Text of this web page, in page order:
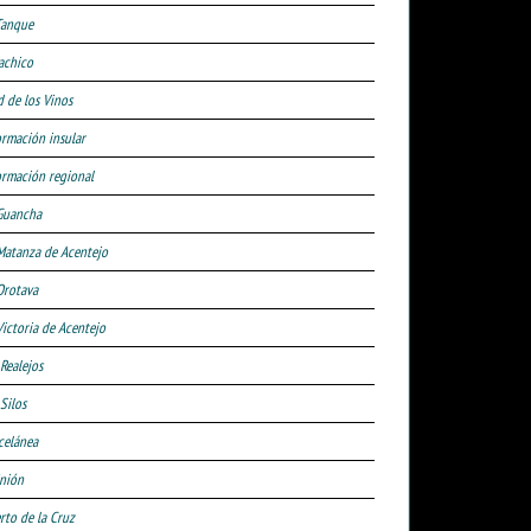
de los Vinos
insular
regional
de Acentejo
de Acentejo
de la Cruz